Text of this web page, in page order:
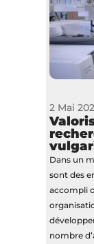
2 Mai
Dans un
sont des
accompli
nombre